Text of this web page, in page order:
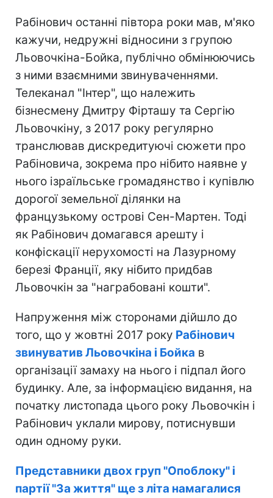
Рабінович останні півтора роки мав, м'яко
кажучи, недружні відносини з групою
Льовочкіна-Бойка, публічно обмінюючись
з ними взаємними звинуваченнями.
Телеканал "Інтер", що належить
бізнесмену Дмитру Фірташу та Сергію
Льовочкіну, з 2017 року регулярно
транслював дискредитуючі сюжети про
Рабіновича, зокрема про нібито наявне у
нього ізраїльське громадянство і купівлю
дорогої земельної ділянки на
французькому острові Сен-Мартен. Тоді
як Рабінович домагався арешту і
конфіскації нерухомості на Лазурному
березі Франції, яку нібито придбав
Льовочкін за "награбовані кошти".
Напруження між сторонами дійшло до
того, що у жовтні 2017 року Рабінович
звинуватив Льовочкіна і Бойка в
організації замаху на нього і підпал його
будинку. Але, за інформацією видання, на
початку листопада цього року Льовочкін і
Рабінович уклали мирову, потиснувши
один одному руки.
Представники двох груп "Опоблоку" і
партії "За життя" ще з літа намагалися